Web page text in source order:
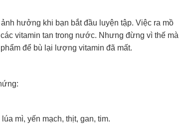
hưởng khi bạn bắt đầu luyện tập. Việc ra mồ
vitamin tan trong nước. Nhưng đừng vì thế mà
để bù lại lượng vitamin đã mất.
mì, yến mạch, thịt, gan, tim.